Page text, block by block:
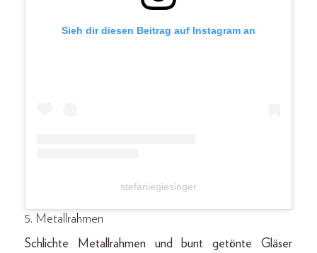
Sieh dir diesen Beitrag auf Instagram an
stefaniegiesinger
5. Metallrahmen
Schlichte Metallrahmen und bunt getönte Gläser